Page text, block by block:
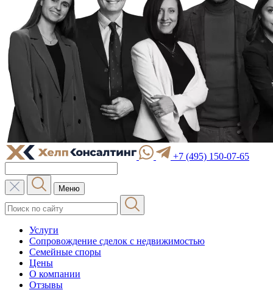
+7 (495) 150-07-65
Меню
Услуги
Сопровождение сделок с недвижимостью
Семейные споры
Цены
О компании
Отзывы